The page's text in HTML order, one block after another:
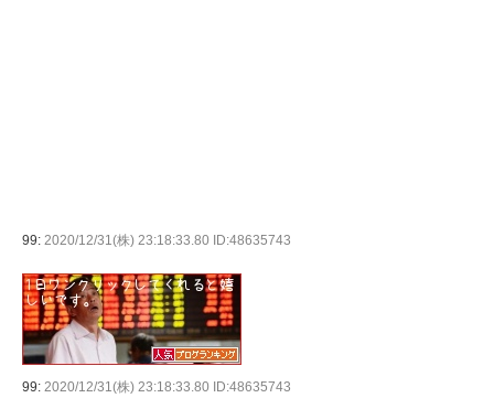
99: 2020/12/31(株) 23:18:33.80 ID:48635743
99: 2020/12/31(株) 23:18:33.80 ID:48635743